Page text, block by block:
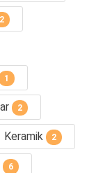
2
1
2
Keramik 2
6